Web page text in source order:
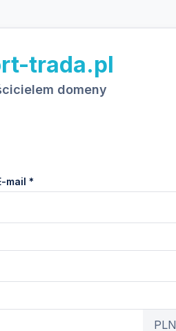
trada.pl
domeny
mail *
PLN